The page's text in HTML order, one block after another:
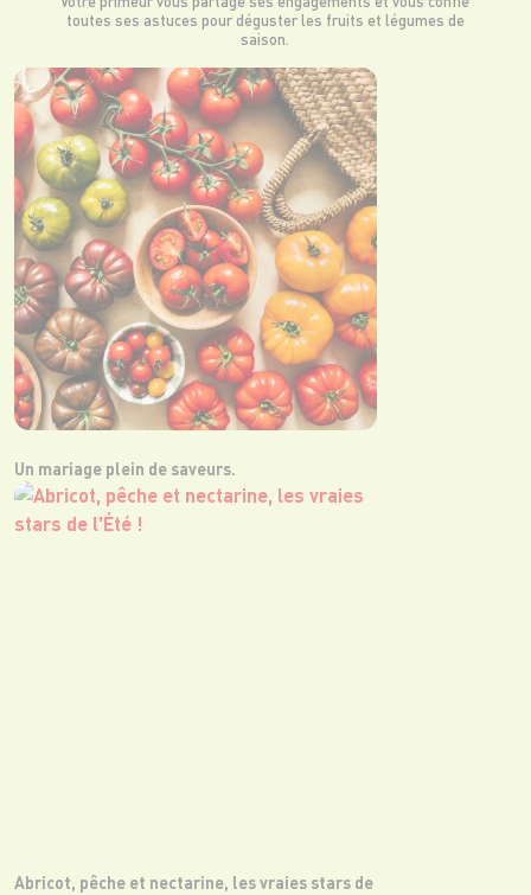
toutes ses astuces pour déguster les fruits et légumes de
saison.
Un mariage plein de saveurs.
Abricot, pêche et nectarine, les vraies stars de